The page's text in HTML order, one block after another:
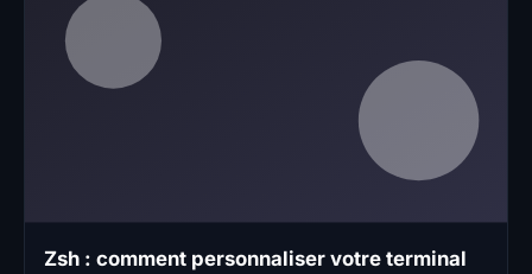
Zsh : comment personnaliser votre terminal